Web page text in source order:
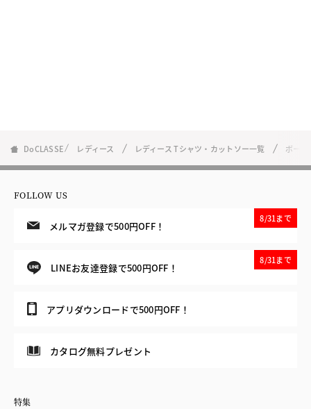
DoCLASSE レディース レディース Tシャツ・カットソー一覧 ボー
FOLLOW US
メルマガ登録で500円OFF！
8/31まで
LINEお友達登録で500円OFF！
8/31まで
アプリダウンロードで500円OFF！
カタログ無料プレゼント
特集